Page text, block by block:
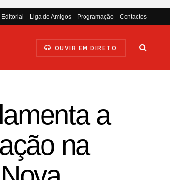
Editorial Liga de Amigos Programação Contactos
OUVIR EM DIRETO
a
na